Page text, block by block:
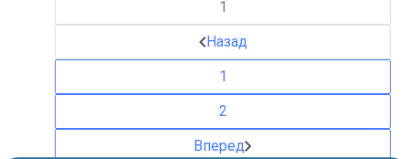
1
Назад
1
2
Вперед